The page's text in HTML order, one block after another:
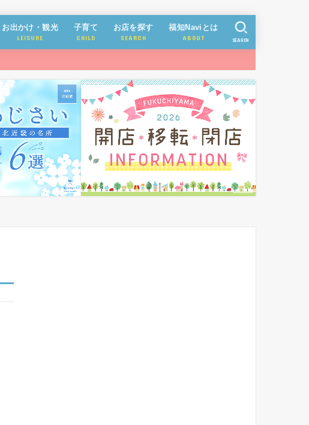
お出かけ・観光
LEISURE
子育て
CHILD
お店を探す
SEARCH
福知Naviとは
ABOUT SEARCH